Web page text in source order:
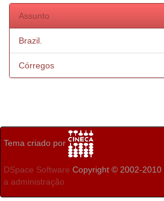
Assunto
Brazil.
Córregos
Tema criado por
DSpace Software Copyright © 2002-2010
a administração